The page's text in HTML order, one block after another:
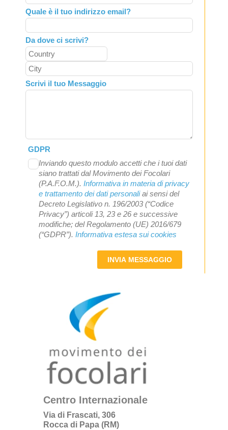
Quale è il tuo indirizzo email?
Da dove ci scrivi?
Scrivi il tuo Messaggio
GDPR
Inviando questo modulo accetti che i tuoi dati
siano trattati dal Movimento dei Focolari
(P.A.F.O.M.). Informativa in materia di privacy
e trattamento dei dati personaliai sensi del
Decreto Legislativo n. 196/2003 (“Codice
Privacy”) articoli 13, 23 e 26 e successive
modifiche; del Regolamento (UE) 2016/679
(“GDPR”). Informativa estesa sui cookies
INVIA MESSAGGIO
Centro Internazionale
Via di Frascati, 306
Rocca di Papa (RM)